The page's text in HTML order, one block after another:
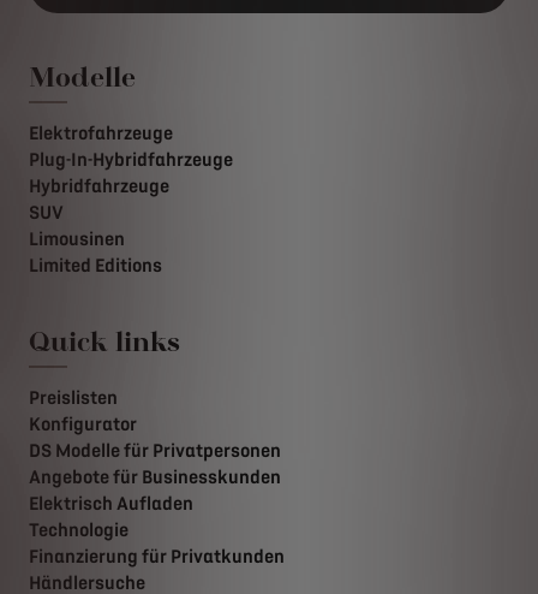
Modelle
Elektrofahrzeuge
Plug-In-Hybridfahrzeuge
Hybridfahrzeuge
SUV
Limousinen
Limited Editions
Quick links
Preislisten
Konfigurator
DS Modelle für Privatpersonen
Angebote für Businesskunden
Elektrisch Aufladen
Technologie
Finanzierung für Privatkunden
Händlersuche